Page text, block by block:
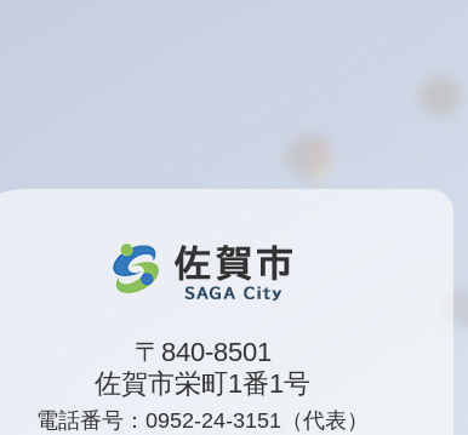
〒840-8501
佐賀市栄町1番1号
電話番号：0952-24-3151（代表）